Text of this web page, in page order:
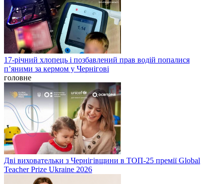
17-річний хлопець і позбавлений прав водій попалися
п’яними за кермом у Чернігові
головне
Дві виховательки з Чернігівщини в ТОП-25 премії Global
Teacher Prize Ukraine 2026